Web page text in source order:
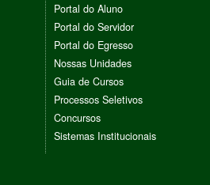
Portal do Aluno
Portal do Servidor
Portal do Egresso
Nossas Unidades
Guia de Cursos
Processos Seletivos
Concursos
Sistemas Institucionais